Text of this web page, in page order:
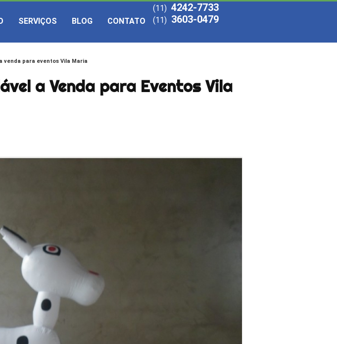
SERVIÇOS BLOG CONTATO
(11) 4242-7733
(11) 3603-0479
venda para eventos Vila Maria
a Venda para Eventos Vila